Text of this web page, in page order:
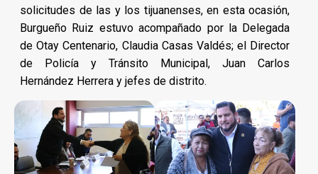
solicitudes de las y los tijuanenses, en esta ocasión,
Burgueño Ruiz estuvo acompañado por la Delegada
de Otay Centenario, Claudia Casas Valdés; el Director
de Policía y Tránsito Municipal, Juan Carlos
Hernández Herrera y jefes de distrito.